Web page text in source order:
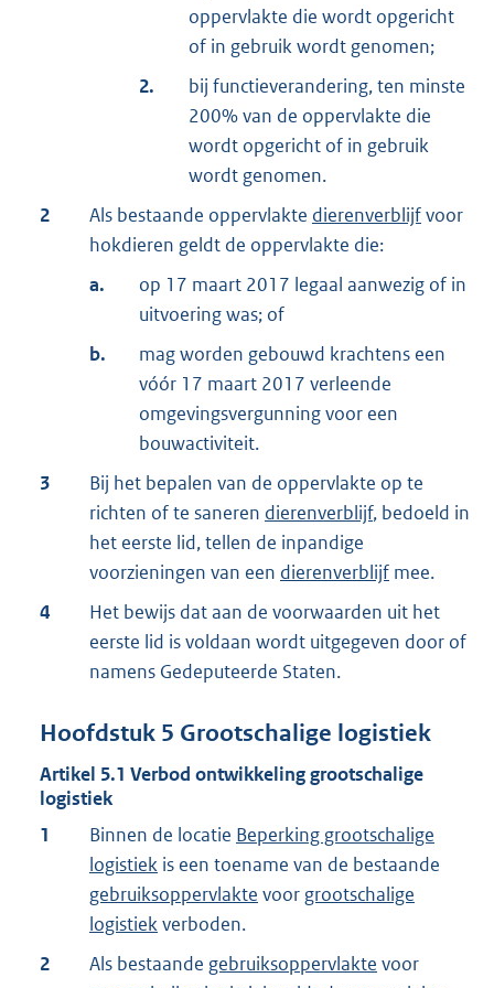
oppervlakte die wordt opgericht
of in gebruik wordt genomen;
2.
bij functieverandering, ten minste
200% van de oppervlakte die
wordt opgericht of in gebruik
wordt genomen.
2
Als bestaande oppervlakte dierenverblijfvoor
hokdieren geldt de oppervlakte die:
a.
op 17 maart 2017 legaal aanwezig of in
uitvoering was; of
b.
mag worden gebouwd krachtens een
vóór 17 maart 2017 verleende
omgevingsvergunning voor een
bouwactiviteit.
3
Bij het bepalen van de oppervlakte op te
richten of te saneren dierenverblijf, bedoeld in
het eerste lid, tellen de inpandige
voorzieningen van een dierenverblijf mee.
4
Het bewijs dat aan de voorwaarden uit het
eerste lid is voldaan wordt uitgegeven door of
namens Gedeputeerde Staten.
Hoofdstuk 5 Grootschalige logistiek
Artikel 5.1 Verbod ontwikkeling grootschalige
logistiek
1
Binnen de locatie Beperking grootschalige
logistiek is een toename van de bestaande
gebruiksoppervlakte voor grootschalige
logistiekverboden.
2
Als bestaande gebruiksoppervlakte voor